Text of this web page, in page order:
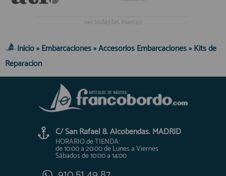
ver todas las marcas
Inicio»Embarcaciones»Accesorios Embarcaciones»Kits de
Reparacion
C/ San Rafael 8. Alcobendas. MADRID
HORARIO de TIENDA:
de 10:00 a 20:00 de Lunes a Viernes
Sábados de 10:00 a 14:00